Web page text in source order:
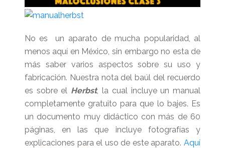
No es un aparato de mucha popularidad, al
menos aquí en México, sin embargo no esta de
más saber varios aspectos sobre su uso y
fabricación. Nuestra nota del baúl del recuerdo
es sobre el Herbst, la cual incluye un manual
completamente gratuito para que lo bajes. Es
un documento muy didáctico con más de 60
páginas, en las que incluye fotografías y
explicaciones para el uso de este aparato.Aquí